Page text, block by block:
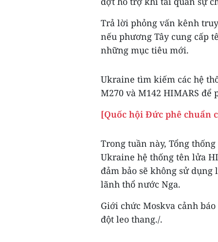
Trả lời phỏng vấn kênh
nếu phương Tây cung cấp
những mục tiêu mới.
Ukraine tìm kiếm các hệ
M270 và M142 HIMARS để
[Quốc hội Đức phê chuẩn
Trong tuần này, Tổng
Ukraine hệ thống tên lửa
đảm bảo sẽ không sử
lãnh thổ nước Nga.
Giới chức Moskva cảnh
đột leo thang./.